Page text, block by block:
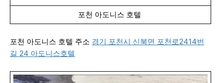
포천 아도니스 호텔
포천 아도니스 호텔 주소 경기 포천시 신북면 포천로2414번
길 24 아도니스호텔